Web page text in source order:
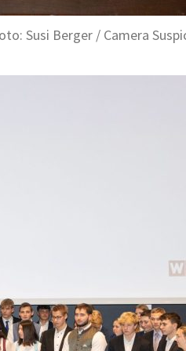
Susi Berger / Camera